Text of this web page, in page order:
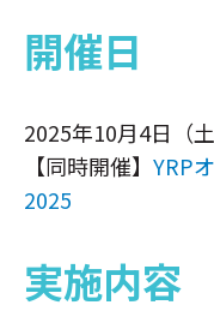
開催日
2025年10月4日（
【同時開催】 YRP
2025
実施内容